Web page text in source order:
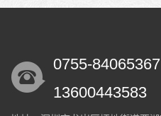
0755-84065367
13600443583